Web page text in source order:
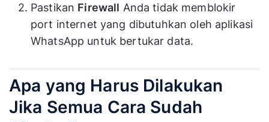
Pastikan Firewall Anda tidak memblokir
port internet yang dibutuhkan oleh aplikasi
WhatsApp untuk bertukar data.
Apa yang Harus Dilakukan
Jika Semua Cara Sudah